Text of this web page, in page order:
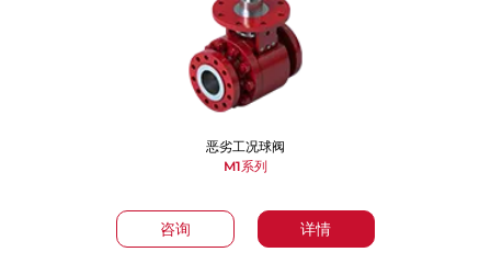
咨询 详情
恶劣工况球阀
M1系列